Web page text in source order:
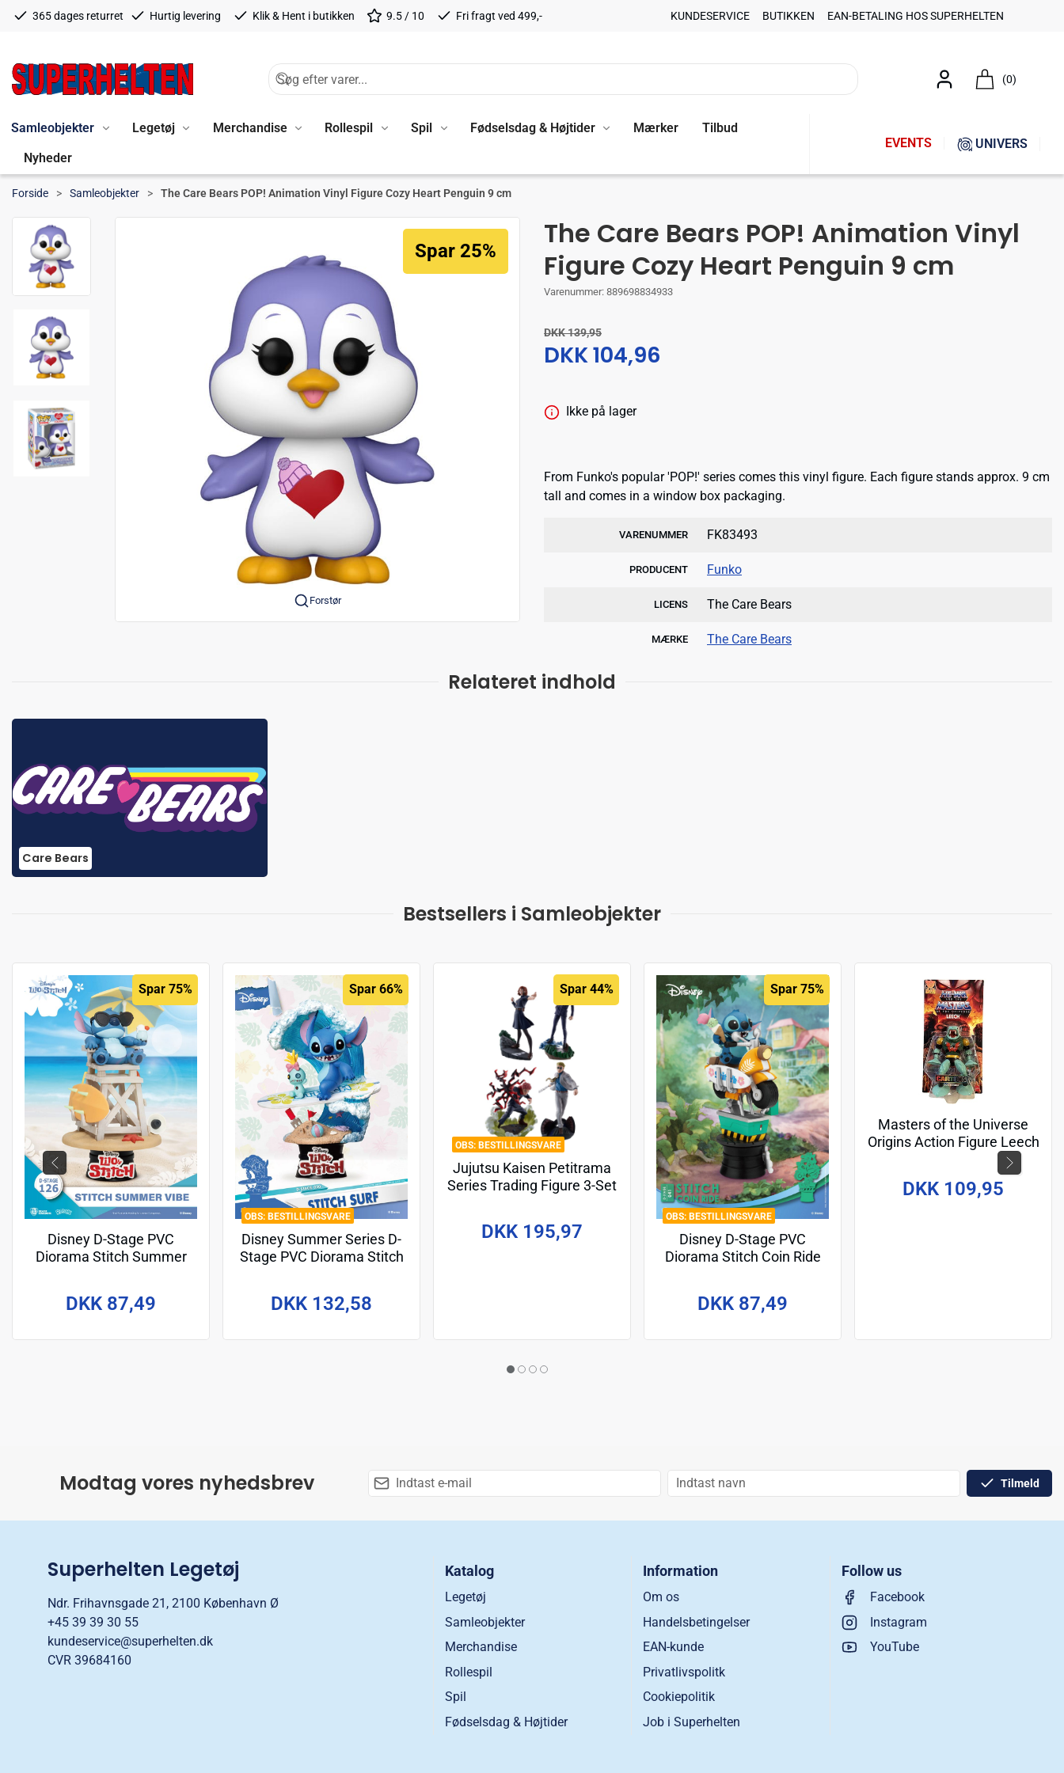
365 dages returret Hurtig levering Klik & Hent i butikken 9.5 / 10 Fri fragt ved 499,- KUNDESERVICE BUTIKKEN EAN-BETALING HOS SUPERHELTEN
(0)
Samleobjekter Legetøj Merchandise Rollespil Spil Fødselsdag & Højtider Mærker
Tilbud
Nyheder
EVENTS UNIVERS
Forside Samleobjekter The Care Bears POP! Animation Vinyl Figure Cozy Heart Penguin 9 cm
Forstør
Spar 25%
The Care Bears POP! Animation Vinyl
Figure Cozy Heart Penguin 9 cm
Varenummer: 889698834933
DKK 139,95
DKK 104,96
Ikke på lager
From Funko's popular 'POP!' series comes this vinyl figure. Each figure stands approx. 9 cm
tall and comes in a window box packaging.
VARENUMMER FK83493
PRODUCENT Funko
LICENS The Care Bears
MÆRKE The Care Bears
Relateret indhold
Care Bears
Bestsellers i Samleobjekter
Spar 75%
Disney D-Stage PVC
Diorama Stitch Summer
DKK 87,49
BESTILLINGSVARE
Spar 66%
Disney Summer Series D-
Stage PVC Diorama Stitch
DKK 132,58
BESTILLINGSVARE
Spar 44%
Jujutsu Kaisen Petitrama
Series Trading Figure 3-Set
DKK 195,97
BESTILLINGSVARE
Spar 75%
Disney D-Stage PVC
Diorama Stitch Coin Ride
DKK 87,49
Masters of the Universe
Origins Action Figure Leech
(Cartoon Collection) 14 cm
DKK 109,95
Modtag vores nyhedsbrev Tilmeld
Superhelten Legetøj
Ndr. Frihavnsgade 21, 2100 København Ø
+45 39 39 30 55
kundeservice@superhelten.dk
CVR 39684160
Katalog
Legetøj
Samleobjekter
Merchandise
Rollespil
Spil
Fødselsdag & Højtider
Information
Om os
Handelsbetingelser
EAN-kunde
Privatlivspolitk
Cookiepolitik
Job i Superhelten
Follow us
Facebook
Instagram
YouTube